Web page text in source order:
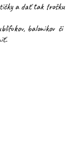
a dať tak trošku
balonikov či